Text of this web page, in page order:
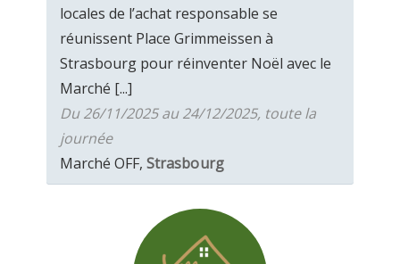
locales de l’achat responsable se
réunissent Place Grimmeissen à
Strasbourg pour réinventer Noël avec le
Marché [...]
Du 26/11/2025 au 24/12/2025, toute la
journée
Marché OFF, Strasbourg